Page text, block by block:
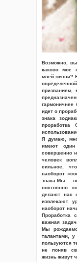
Возможно,
каково мое
моей жизни?
призванием,
идет о
знака
проработка
Я думаю,
имеют
совершенно
человек
сильное,
наоборот
знака.Мы
постоянно
делают нас
извлекают
наоборот
Проработка
важная
Мы
талантами,
пользуются
не поняв
жизнь живут